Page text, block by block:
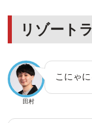
リゾート
田村
こにゃ